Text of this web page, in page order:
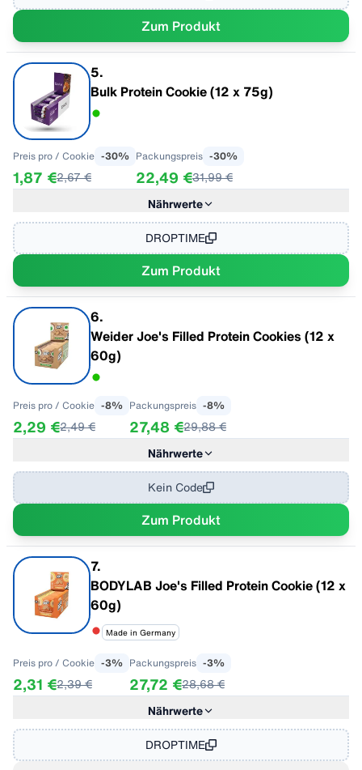
Fett 22,10 g
- davon gesättigte Fettsäuren
Kohlenhydrate 29,5 g
- davon Zucker
Ballaststoffe
Eiweiß
Salz
Zum Produkt
5.
Bulk Protein Cookie (12 x 75g)
Nährwerte
Fett 12 g
- davon gesättigte Fettsäuren
Kohlenhydrate 30 g
- davon Zucker
Ballaststoffe
Eiweiß
Preis pro / Cookie -30%
1,87 €2,67 €
Packungspreis -30%
22,49 €31,99 €
DROPTIME
Zum Produkt
6.
Weider Joe's Filled Protein Cookies (12 x
60g)
Nährwerte
Fett 27 g
- davon gesättigte Fettsäuren
Kohlenhydrate 38 g
- davon Zucker
Eiweiß
Preis pro / Cookie -8%
2,29 €2,49 €
Packungspreis -8%
27,48 €29,88 €
Kein Code
Zum Produkt
7.
BODYLAB Joe's Filled Protein Cookie (12 x
60g)
Made in Germany
Nährwerte
Fett 25,00 g
Preis pro / Cookie -3%
2,31 €2,39 €
Packungspreis -3%
27,72 €28,68 €
DROPTIME